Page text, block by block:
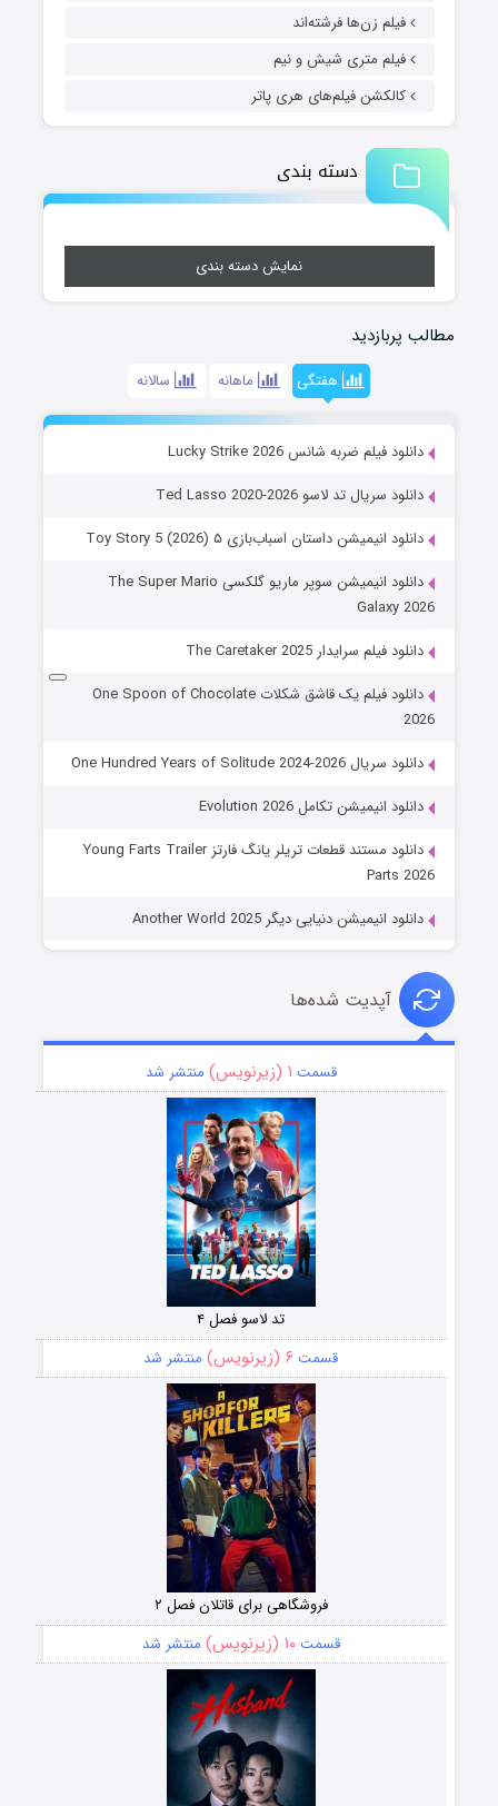
فیلم زن‌ها فرشته‌اند
فیلم متری شیش و نیم
کالکشن فیلم‌های هری پاتر
دسته بندی
نمایش دسته بندی
مطالب پربازدید
هفتگی ماهانه سالانه
دانلود فیلم ضربه شانس Lucky Strike 2026
دانلود سریال تد لاسو Ted Lasso 2020-2026
دانلود انیمیشن داستان اسباب‌بازی ۵ Toy Story 5 (2026)
دانلود انیمیشن سوپر ماریو گلکسی The Super Mario
Galaxy 2026
دانلود فیلم سرایدار The Caretaker 2025
دانلود فیلم یک قاشق شکلات One Spoon of Chocolate
2026
دانلود سریال One Hundred Years of Solitude 2024-2026
دانلود انیمیشن تکامل Evolution 2026
دانلود مستند قطعات تریلر یانگ فارتز Young Farts Trailer
Parts 2026
دانلود انیمیشن دنیایی دیگر Another World 2025
آپدیت شده‌ها
قسمت ۱ (زیرنویس) منتشر شد
تد لاسو فصل ۴
قسمت ۶ (زیرنویس) منتشر شد
فروشگاهی برای قاتلان فصل ۲
قسمت۱۰ (زیرنویس) منتشر شد